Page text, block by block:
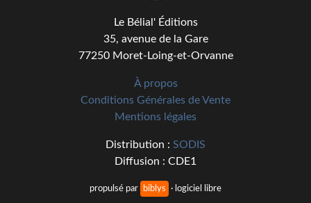
Soumettre un manuscrit
Le Bélial' Éditions
35, avenue de la Gare
77250 Moret-Loing-et-Orvanne
À propos
Conditions Générales de Vente
Mentions légales
Distribution : SODIS
Diffusion : CDE1
propulsé par biblys · logiciel libre